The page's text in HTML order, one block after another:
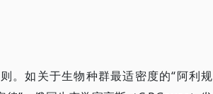
。如关于生物种群最适密度的“阿利规